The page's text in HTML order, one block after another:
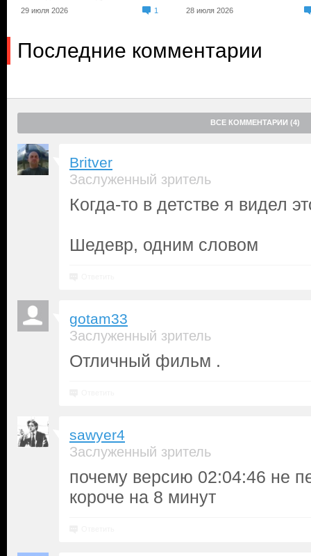
29 июля 2026 1 28 июля 2026
Последние комментарии
ВСЕ КОММЕНТАРИИ (4)
Britver
Заслуженный зритель
Когда-то в детстве я видел
Шедевр, одним словом
gotam33
Заслуженный зритель
Отличный фильм .
sawyer4
Заслуженный зритель
почему версию 02:04:46 не
короче на 8 минут